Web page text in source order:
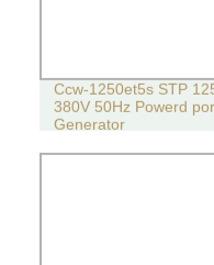
Ccw-1250et5s STP
380V 50Hz Powerd
Generator